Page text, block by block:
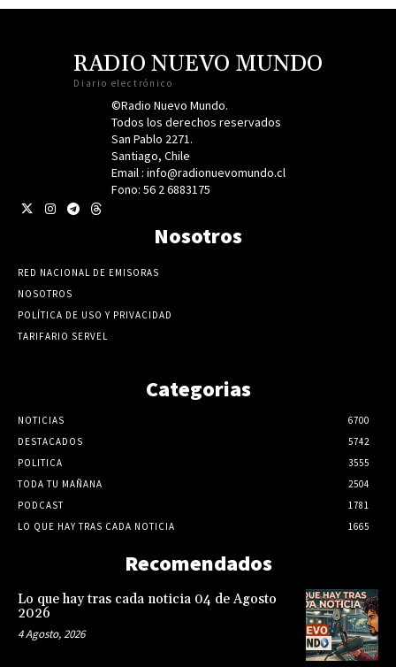
RADIO NUEVO MUNDO
Diario electrónico
©Radio Nuevo Mundo.
Todos los derechos reservados
San Pablo 2271.
Santiago, Chile
Email : info@radionuevomundo.cl
Fono: 56 2 6883175
Nosotros
RED NACIONAL DE EMISORAS
NOSOTROS
POLÍTICA DE USO Y PRIVACIDAD
TARIFARIO SERVEL
Categorias
NOTICIAS
6700
DESTACADOS
5742
POLITICA
3555
TODA TU MAÑANA
2504
PODCAST
1781
LO QUE HAY TRAS CADA NOTICIA
1665
Recomendados
Lo que hay tras cada noticia 04 de Agosto
2026
4 Agosto, 2026